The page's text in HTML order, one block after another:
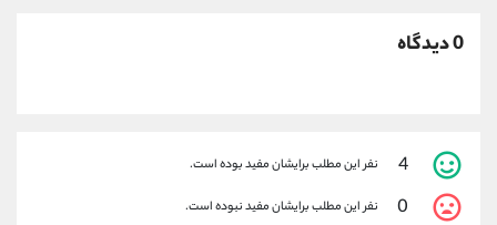
0 دیدگاه
4 نفر این مطلب برایشان مفید بوده است.
0 نفر این مطلب برایشان مفید نبوده است.